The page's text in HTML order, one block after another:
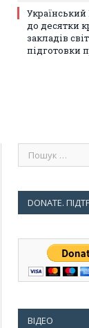
до десятки
закладів
підготовки
DONATE.
ВІДЕО